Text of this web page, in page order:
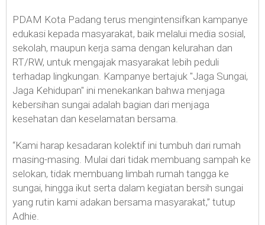
PDAM Kota Padang terus mengintensifkan kampanye
edukasi kepada masyarakat, baik melalui media sosial,
sekolah, maupun kerja sama dengan kelurahan dan
RT/RW, untuk mengajak masyarakat lebih peduli
terhadap lingkungan. Kampanye bertajuk "Jaga Sungai,
Jaga Kehidupan" ini menekankan bahwa menjaga
kebersihan sungai adalah bagian dari menjaga
kesehatan dan keselamatan bersama.
“Kami harap kesadaran kolektif ini tumbuh dari rumah
masing-masing. Mulai dari tidak membuang sampah ke
selokan, tidak membuang limbah rumah tangga ke
sungai, hingga ikut serta dalam kegiatan bersih sungai
yang rutin kami adakan bersama masyarakat,” tutup
Adhie.